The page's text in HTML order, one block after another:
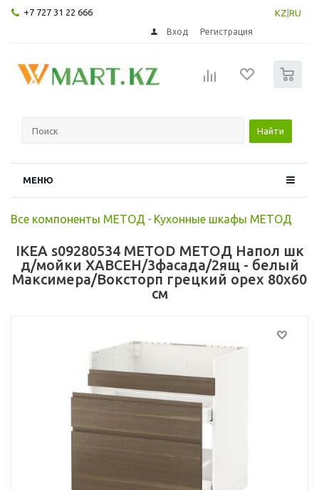
+7 727 31 22 666 KZ RU
Вход Регистрация
Найти
МЕНЮ
Все компоненты МЕТОД - Кухонные шкафы МЕТОД
IKEA s09280534 METOD МЕТОД Напол шк
д/мойки ХАВСЕН/3фасада/2ящ - белый
Максимера/Воксторп грецкий орех 80x60
см